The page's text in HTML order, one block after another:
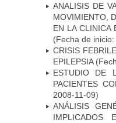
ANALISIS DE
MOVIMIENTO,
EN LA CLINICA
(Fecha de
CRISIS
EPILEPSIA
ESTUDIO DE
PACIENTES
2008-11-09)
ANÁLISIS
IMPLICADOS